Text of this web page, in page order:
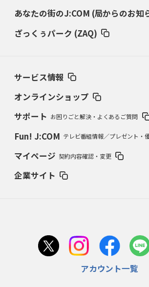
2024年10月24日(木)
2024年8月22日(木)
渡辺・横浜vs尾藤・箕島 80年夏、意地の名将対決
2024年7月25日(木)
2024年6月27日(木)
「別格中の別格」池永正明の伝説 下関商63年春V
あなたの街のJ:COM (局からのお知
ざっくぅパーク (ZAQ)
サービス情報
オンラインショップ
サポート お困りごと解決・よくあるご質問
Fun! J:COM テレビ番組情報／プレゼント・
マイページ 契約内容確認・変更
企業サイト
アカウント一覧